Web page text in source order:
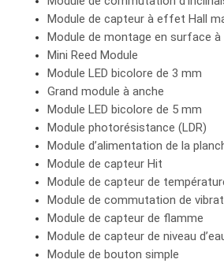
Module de capteur à effet Hall
Module de montage en surface à
Mini Reed Module
Module LED bicolore de 3 mm
Grand module à anche
Module LED bicolore de 5 mm
Module photorésistance (LDR)
Module d’alimentation de la
Module de capteur Hit
Module de capteur de
Module de commutation de
Module de capteur de flamme
Module de capteur de niveau
Module de bouton simple